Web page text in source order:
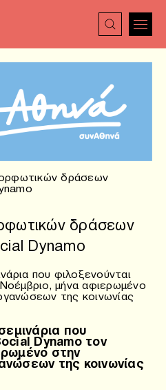
δράσεων
δράσεων
Dynamo
που φιλοξενούνται
μήνα αφιερωμένο
της κοινωνίας
που
Dynamo τον
στην
της κοινωνίας